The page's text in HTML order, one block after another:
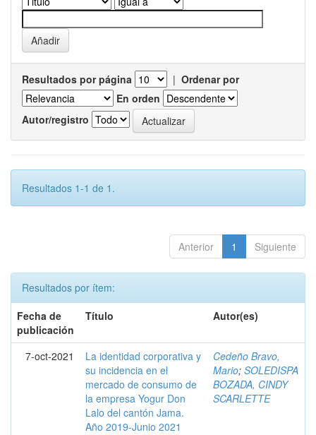
Resultados por página | Ordenar por
En orden
Autor/registro
Resultados 1-1 de 1.
Anterior 1 Siguiente
Resultados por ítem:
Fecha de
publicación
Título Autor(es)
7-oct-2021
La identidad corporativa y
su incidencia en el
mercado de consumo de
la empresa Yogur Don
Lalo del cantón Jama.
Año 2019-Junio 2021
Cedeño Bravo,
Mario; SOLEDISPA
BOZADA, CINDY
SCARLETTE